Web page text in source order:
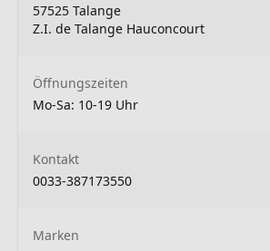
57525 Talange
Z.I. de Talange Hauconcourt
Öffnungszeiten
Mo-Sa: 10-19 Uhr
Kontakt
0033-387173550
Marken